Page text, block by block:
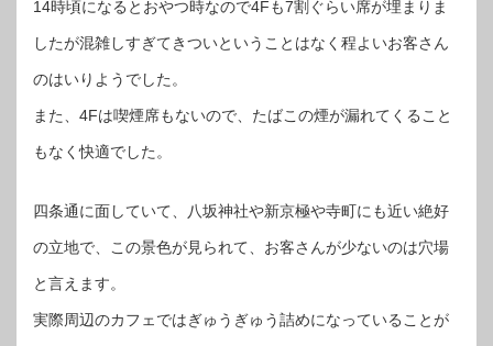
14時頃になるとおやつ時なので4Fも7割ぐらい席が埋まりま
したが混雑しすぎてきついということはなく程よいお客さん
のはいりようでした。
また、4Fは喫煙席もないので、たばこの煙が漏れてくること
もなく快適でした。
四条通に面していて、八坂神社や新京極や寺町にも近い絶好
の立地で、この景色が見られて、お客さんが少ないのは穴場
と言えます。
実際周辺のカフェではぎゅうぎゅう詰めになっていることが